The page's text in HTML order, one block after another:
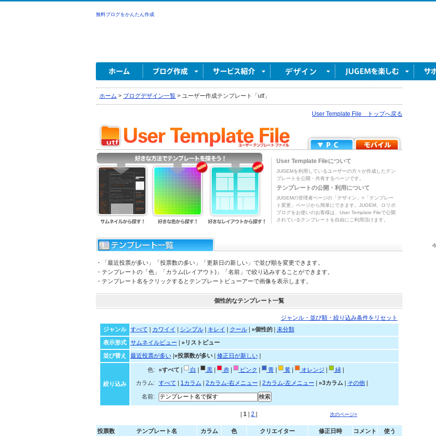
無料ブログをかんたん作成
ホーム > ブログデザイン一覧 > ユーザー作成テンプレート「utf」
User Template File トップへ戻る
User Template Fileについて
JUGEMを利用しているユーザーの方々が作成したテン
プレートを公開・共有するページです。
テンプレートの公開・利用について
JUGEMの管理者ページの「デザイン」>「テンプレー
ト変更」ページから簡単にできます。JUGEM、ロリポ
ブログをお使いのお客様は、User Template Fileで公開
されているテンプレートを自由にご利用頂けます。
・「最近投票が多い」「投票数の多い」「更新日の新しい」で並び順を変更できます。
・テンプレートの「色」「カラム(レイアウト)」「名前」で絞り込みすることができます。
・テンプレート名をクリックするとテンプレートビューアーで画像を表示します。
個性的なテンプレート一覧
ジャンル・並び順・絞り込み条件をリセット
ジャンル
すべて カワイイ シンプル| キレイ クール| »個性的| 未分類
表示形式
サムネイルビュー
»リストビュー
並び替え
最近投票が多い| »投票数が多い| 修正日が新しい|
絞り込み
色: »すべて 白 黒| 赤| ピンク 青| 黄| オレンジ 緑|
カラム:
すべて 1カラム 2カラム-右メニュー 2カラム-左メニュー »3カラム| その他|
名前:
1 2 次のページ>
投票数 テンプレート名 カラム 色 クリエイター 修正日時 コメント 使う